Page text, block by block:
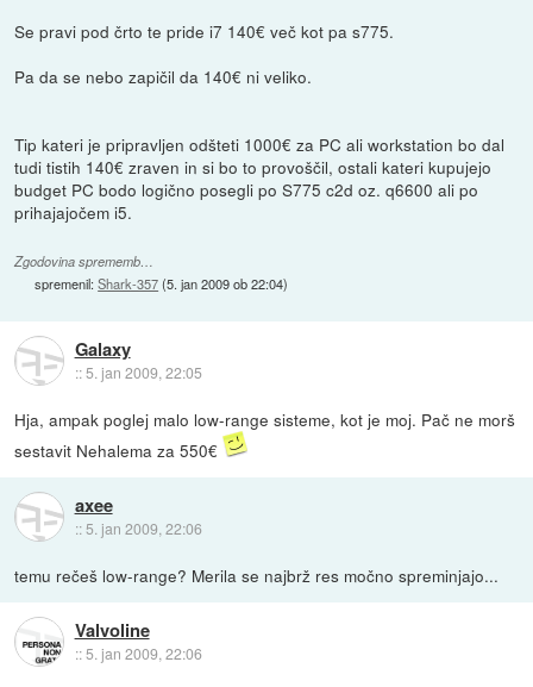
Se pravi pod črto te pride i7 140€ več kot pa s775.
Pa da se nebo zapičil da 140€ ni veliko.
Tip kateri je pripravljen odšteti 1000€ za PC ali workstation bo dal
tudi tistih 140€ zraven in si bo to provoščil, ostali kateri kupujejo
budget PC bodo logično posegli po S775 c2d oz. q6600 ali po
prihajajočem i5.
Zgodovina sprememb…
spremenil:Shark-357(5. jan 2009 ob 22:04)
Galaxy
::5. jan 2009, 22:05
Hja, ampak poglej malo low-range sisteme, kot je moj. Pač ne morš
sestavit Nehalema za 550€
axee
:: 5. jan 2009, 22:06
temu rečeš low-range? Merila se najbrž res močno spreminjajo...
Valvoline
::5. jan 2009, 22:06